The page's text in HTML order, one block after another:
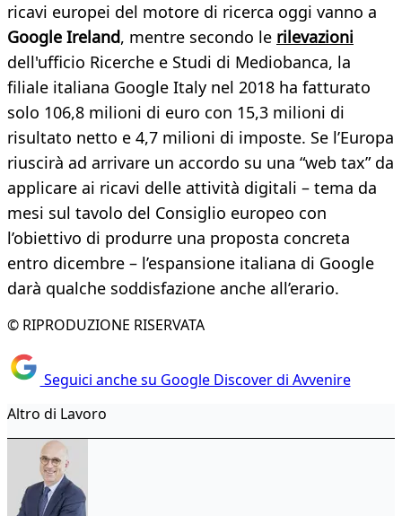
ricavi europei del motore di ricerca oggi vanno a
Google Ireland, mentre secondo le rilevazioni
dell'ufficio Ricerche e Studi di Mediobanca, la
filiale italiana Google Italy nel 2018 ha fatturato
solo 106,8 milioni di euro con 15,3 milioni di
risultato netto e 4,7 milioni di imposte. Se l’Europa
riuscirà ad arrivare un accordo su una “web tax” da
applicare ai ricavi delle attività digitali – tema da
mesi sul tavolo del Consiglio europeo con
l’obiettivo di produrre una proposta concreta
entro dicembre – l’espansione italiana di Google
darà qualche soddisfazione anche all’erario.
© RIPRODUZIONE RISERVATA
Seguici anche su Google Discover di Avvenire
Altro di Lavoro